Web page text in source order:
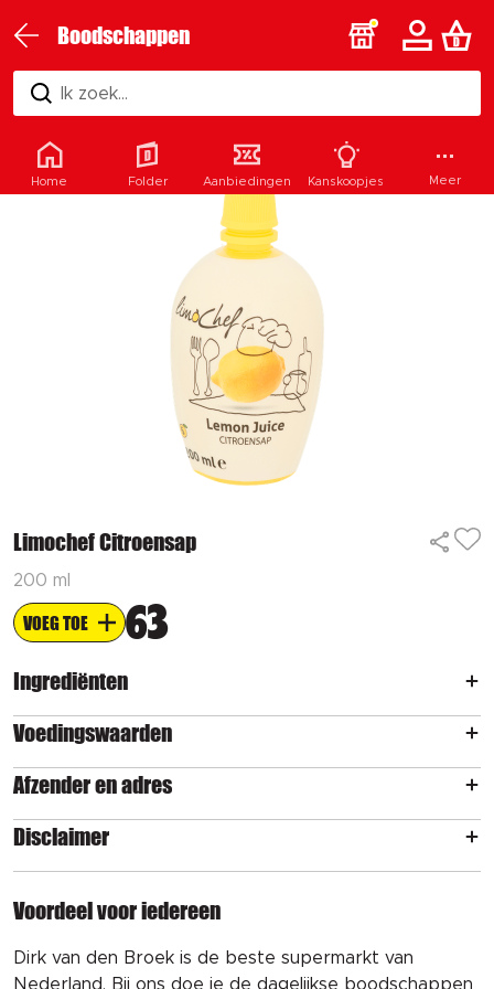
Boodschappen
Ik zoek...
Limochef Citroensap
200 ml
VOEG TOE 63
Ingrediënten
Voedingswaarden
Afzender en adres
Disclaimer
Voordeel voor iedereen
Dirk van den Broek is de beste supermarkt van
Nederland. Bij ons doe je de dagelijkse boodschappen
Home Folder Aanbiedingen Kanskoopjes Meer